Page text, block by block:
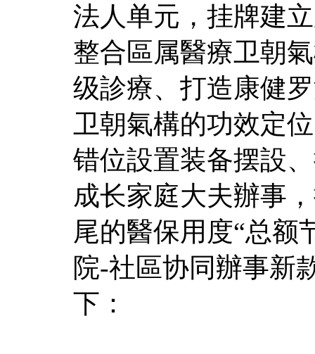
法人单元，挂牌建
整合區属醫療卫朝
级診療、打造康健
卫朝氣構的功效定
错位設置装备摆設
成长家庭大夫辦事
尾的醫保用度“总额
院-社區协同辦事新
下：